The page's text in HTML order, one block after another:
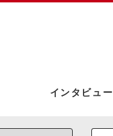
インタビュー